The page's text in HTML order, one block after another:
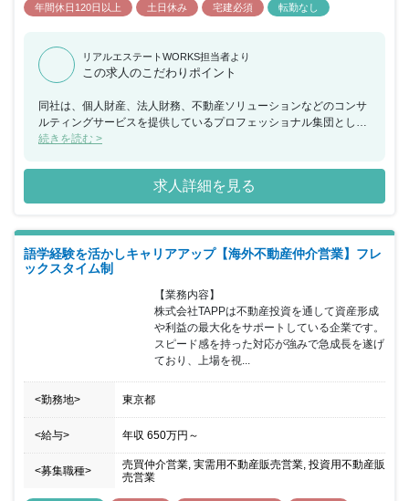
年間休日120日以上 土日休み 宅建必須 転勤なし
リアルエステートWORKS担当者より
この求人のこだわりポイント
同社は、個人財産、法人財務、不動産ソリューションなどのコンサ
ルティングサービスを提供しているプロフェッショナル集団とし
て、 総合財産コンサルティングを通じてお客様の幸せに貢献すると
策・事業承継対策において、収益不動産の購入は重要なコンサルテ
ィングメニューの一つとなる、 収益不動産の購入提案を行っていた
だける方を募集することとなりました。 首都圏での収益不動産の仕
ります。 また、同社では女性社員が活躍して環境もありますのでス
キルの一部が未充足でも、収益不動産の仕入・売買仲介に挑戦した
い意欲ある方や歓迎いたします。 個人資産家様や企業オーナー様の
悩みをプロフェッショナルとして解決し二代、三代先までを視野に
入れた「100 年財産コンサルティング」を行っていただきたいと考
続きを読む >
求人詳細を見る
語学経験を活かしキャリアアップ【海外不動産仲介営業】フレ
ックスタイム制
【業務内容】
株式会社TAPPは不動産投資を通して資産形成
や利益の最大化をサポートしている企業です。
スピード感を持った対応が強みで急成長を遂げ
ており、上場を視...
<勤務地> 東京都
<給与> 年収 650万円 ～
<募集職種>
売買仲介営業, 実需用不動産販売営業, 投資用不動産販
売営業